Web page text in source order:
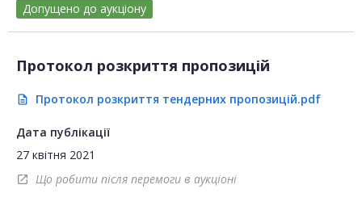
Допущено до аукціону
Протокол розкриття пропозицій
description Протокол розкриття тендерних пропозицій.pdf
Дата публікації
27 квітня 2021
open_in_new Що робити після перемоги в аукціоні